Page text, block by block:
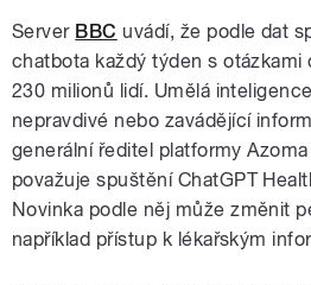
Server BBC uvádí, že podle dat
chatbota každý týden s otázkami
230 milionů lidí. Umělá
nepravdivé nebo zavádějící
generální ředitel platformy
považuje spuštění ChatGPT
Novinka podle něj může změnit
například přístup k lékařským